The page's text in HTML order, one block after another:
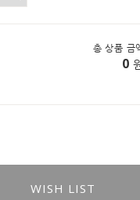
총 상품 금
0
WISH LIST